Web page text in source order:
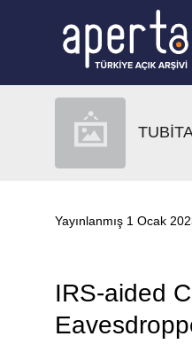
Yayınlanmış 1 Ocak
IRS-aided